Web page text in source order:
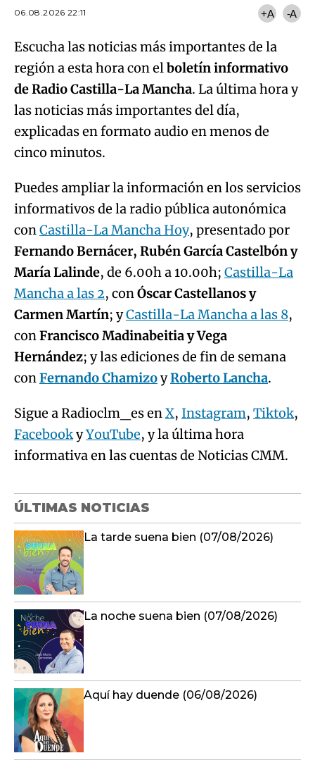
06.08.2026 22:11
+A -A
Escucha las noticias más importantes de la
región a esta hora con elboletín informativo
de Radio Castilla-La Mancha. La última hora y
las noticias más importantes del día,
explicadas en formato audio en menos de
cinco minutos.
Puedes ampliar la información en los servicios
informativos de la radio pública autonómica
conCastilla-La Mancha Hoy, presentado por
Fernando Bernácer, Rubén García Castelbón y
María Lalinde, de 6.00h a 10.00h; Castilla-La
Mancha a las 2, conÓscar Castellanos y
Carmen Martín; yCastilla-La Mancha a las 8,
conFrancisco Madinabeitia y Vega
Hernández; y las ediciones de fin de semana
conFernando ChamizoyRoberto Lancha.
Sigue a Radioclm_es enX, Instagram, Tiktok,
FacebookyYouTube, y la última hora
informativa en las cuentas de Noticias CMM.
ÚLTIMAS NOTICIAS
La tarde suena bien (07/08/2026)
La noche suena bien (07/08/2026)
Aquí hay duende (06/08/2026)